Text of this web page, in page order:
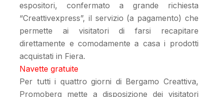
espositori, confermato a grande richiesta
“Creattivexpress”, il servizio (a pagamento) che
permette ai visitatori di farsi recapitare
direttamente e comodamente a casa i prodotti
acquistati in Fiera.
Navette gratuite
Per tutti i quattro giorni di Bergamo Creattiva,
Promoberg mette a disposizione dei visitatori